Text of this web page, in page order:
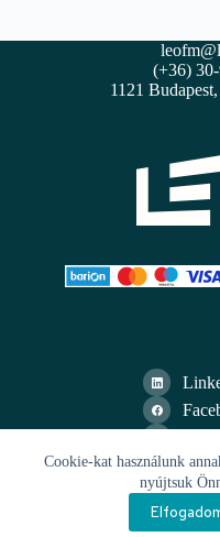
Cookie-kat használunk
nyújtsuk
(+36)
1121
© 2026 • LEO |
Épületüzemeltetési
ÁSZF